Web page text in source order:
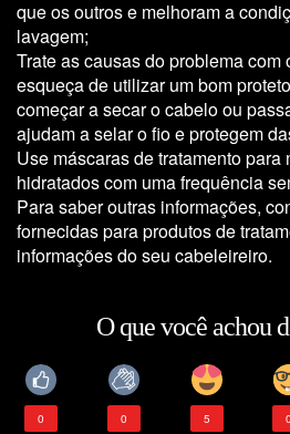
que os outros e melhoram a
lavagem;
Trate as causas do problema com
esqueça de utilizar um bom
começar a secar o cabelo ou
ajudam a selar o fio e protegem
Use máscaras de tratamento para
hidratados com uma frequência
Para saber outras informações,
fornecidas para produtos de
informações do seu cabeleireiro.
O que você achou
0 0 5 0